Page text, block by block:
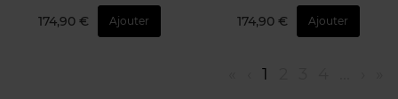
174,90 € Ajouter 174,90 € Ajouter
1